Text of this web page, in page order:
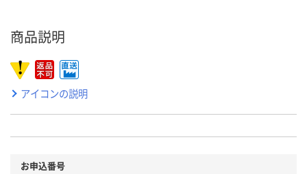
商品説明
アイコンの説明
お申込番号